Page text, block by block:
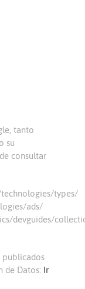
tanto
su
consultar
types/
ads/
devguides/
publicados
de Datos: Ir